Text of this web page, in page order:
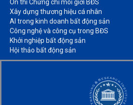
Ôn thi Chứng chỉ môi giới BĐS​
Xây dựng thương hiệu cá nhân​
AI trong kinh doanh bất động sản​
Công nghệ và công cụ trong BĐS​
Khởi nghiệp bất động sản​
Hội thảo bất động sản​